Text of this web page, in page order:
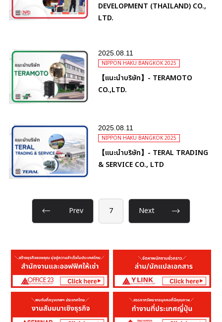
DEVELOPMENT (THAILAND) CO.,
LTD.
2025.08.11
NIPPON HAKU BANGKOK 2025
【แนะนำบริษัท】- TERAMOTO
CO.,LTD.
2025.08.11
NIPPON HAKU BANGKOK 2025
【แนะนำบริษัท】- TERAL TRADING
& SERVICE CO., LTD
Prev 7 Next